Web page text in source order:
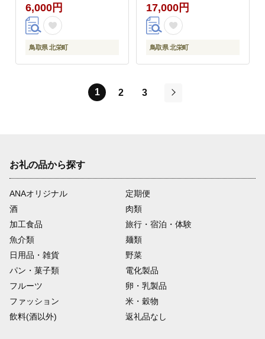
6,000円
鳥取県 北栄町
17,000円
鳥取県 北栄町
1 2
3
お礼の品から探す
ANAオリジナル
定期便
酒
肉類
加工食品
旅行・宿泊・体験
魚介類
麺類
日用品・雑貨
野菜
パン・菓子類
電化製品
フルーツ
卵・乳製品
ファッション
米・穀物
飲料(酒以外)
返礼品なし